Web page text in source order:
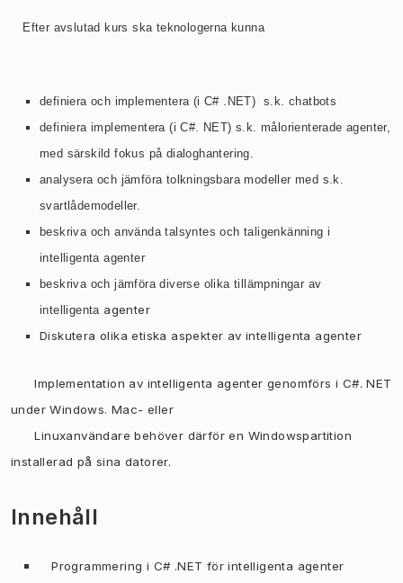
Efter avslutad kurs ska teknologerna kunna
definiera och implementera (i C# .NET) s.k. chatbots
definiera implementera (i C#. NET) s.k. målorienterade agenter,
med särskild fokus på dialoghantering.
analysera och jämföra tolkningsbara modeller med s.k.
svartlådemodeller.
beskriva och använda talsyntes och taligenkänning i
intelligenta agenter
beskriva och jämföra diverse olika tillämpningar av
intelligenta agenter
Diskutera olika etiska aspekter av intelligenta agenter
Implementation av intelligenta agenter genomförs i C#. NET
under Windows. Mac- eller
Linuxanvändare behöver därför en Windowspartition
installerad på sina datorer.
Innehåll
Programmering i C# .NET för intelligenta agenter